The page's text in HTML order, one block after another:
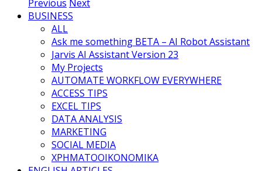
Previous Next
BUSINESS
ALL
Ask me something BETA – AI Robot Assistant
Jarvis AI Assistant Version 23
My Projects
AUTOMATE WORKFLOW EVERYWHERE
ACCESS TIPS
EXCEL TIPS
DATA ANALYSIS
MARKETING
SOCIAL MEDIA
ΧΡΗΜΑΤΟΟΙΚΟΝΟΜΙΚΑ